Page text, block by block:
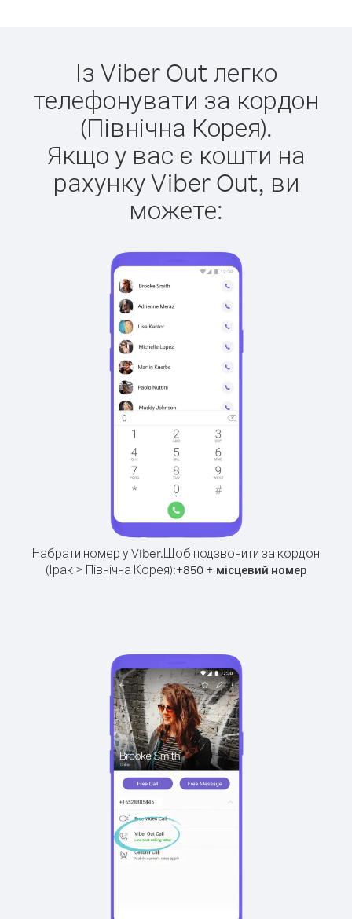
Із Viber Out легко
телефонувати за кордон
(Північна Корея).
Якщо у вас є кошти на
рахунку Viber Out, ви
можете:
Набрати номер у Viber.Щоб подзвонити за кордон
(Ірак > Північна Корея):+850+ місцевий номер